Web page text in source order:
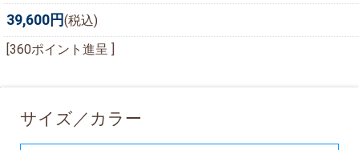
39,600円(税込)
[360ポイント進呈 ]
サイズ／カラー